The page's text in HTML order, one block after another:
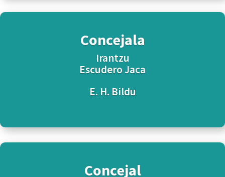
Concejala
Irantzu
Escudero Jaca
E. H. Bildu
Concejal